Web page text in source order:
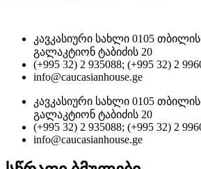
კავკასიური სახლი 0105
გალაკტიონ ტაბიძის 20
(+995 32) 2 935088; (+995 32) 2
info@caucasianhouse.ge
კავკასიური სახლი 0105
გალაკტიონ ტაბიძის 20
(+995 32) 2 935088; (+995 32) 2
info@caucasianhouse.ge